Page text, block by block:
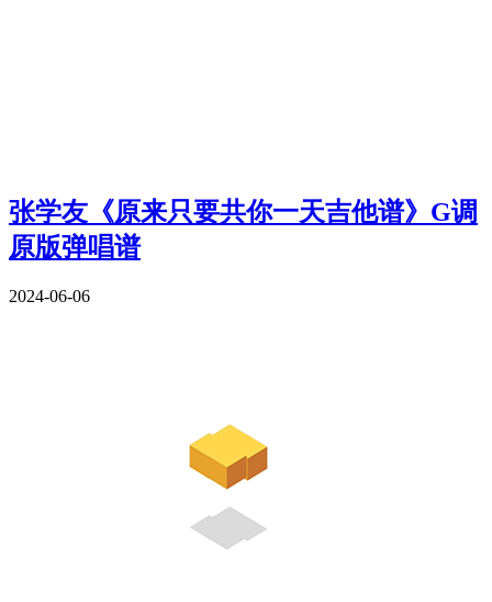
张学友《原来只要共你一天吉他谱》G调
原版弹唱谱
2024-06-06